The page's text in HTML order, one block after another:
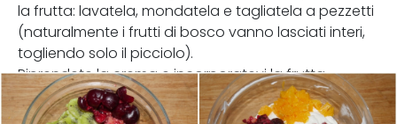
la frutta: lavatela, mondatela e tagliatela a pezzetti
(naturalmente i frutti di bosco vanno lasciati interi,
togliendo solo il picciolo).
Riprendete la crema e incorporatevi la frutta.